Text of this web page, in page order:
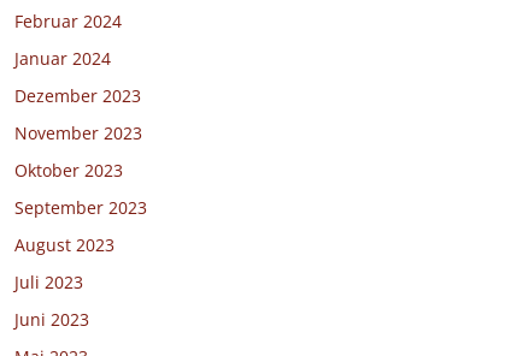
Februar 2024
Januar 2024
Dezember 2023
November 2023
Oktober 2023
September 2023
August 2023
Juli 2023
Juni 2023